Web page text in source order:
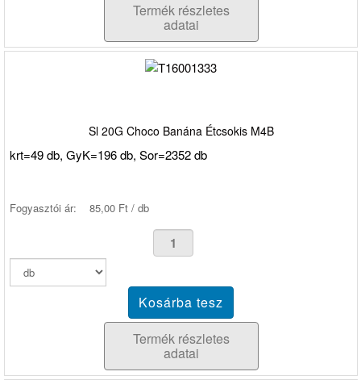
Termék részletes
adatai
Sl 20G Choco Banána Étcsokis M4B
krt=49 db, GyK=196 db, Sor=2352 db
Fogyasztói ár: 85,00 Ft / db
Termék részletes
adatai